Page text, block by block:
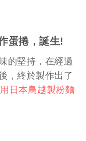
蛋捲 ， 誕生!
的堅持，在經過
， 終於製作出了
日本鳥越製粉麵